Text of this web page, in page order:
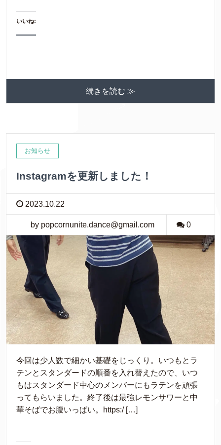
いいね:
続きを読む ≫
お知らせ
Instagramを更新しました！
2023.10.22
by popcornunite.dance@gmail.com 0
今回は少人数で細かい基礎をじっくり。いつもとラ
テンとスタンダードの順番を入れ替えたので、いつ
もはスタンダード中心のメンバーにもラテンを頑張
ってもらいました。終了後は最強レモンサワーと中
華そばでお腹いっぱい。https:/ […]